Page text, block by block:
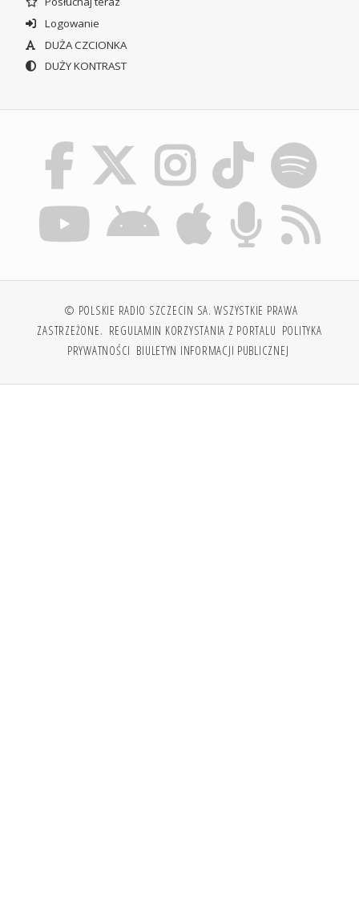
Logowanie
DUŻA CZCIONKA
DUŻY KONTRAST
© POLSKIE RADIO SZCZECIN SA. WSZYSTKIE PRAWA
ZASTRZEŻONE. REGULAMIN KORZYSTANIA Z PORTALU POLITYKA
PRYWATNOŚCI BIULETYN INFORMACJI PUBLICZNEJ